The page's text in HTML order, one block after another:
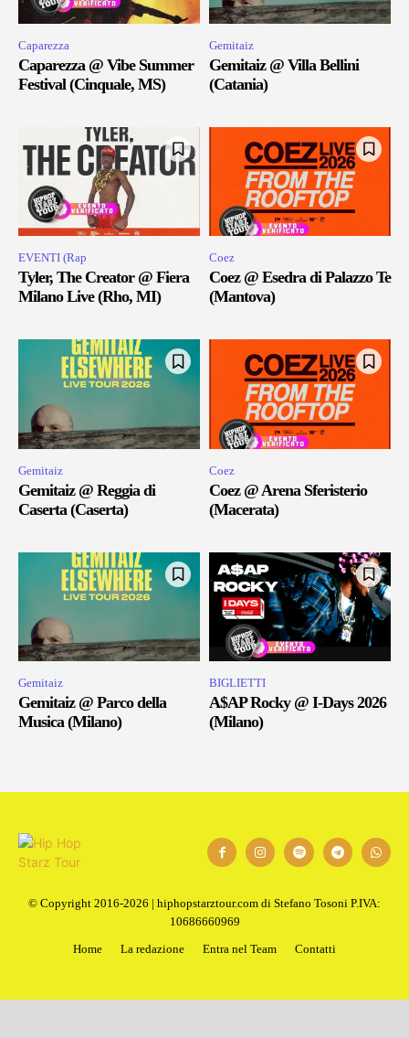
Caparezza
Caparezza @ Vibe Summer
Festival (Cinquale, MS)
Gemitaiz
Gemitaiz @ Villa Bellini
(Catania)
EVENTI (Rap
Tyler, The Creator @ Fiera
Milano Live (Rho, MI)
Coez
Coez @ Esedra di Palazzo Te
(Mantova)
Gemitaiz
Gemitaiz @ Reggia di
Caserta (Caserta)
Coez
Coez @ Arena Sferisterio
(Macerata)
Gemitaiz
Gemitaiz @ Parco della
Musica (Milano)
BIGLIETTI
A$AP Rocky @ I-Days 2026
(Milano)
© Copyright 2016-2026 | hiphopstarztour.com di Stefano Tosoni P.IVA:
10686660969
Home
La redazione Entra nel Team Contatti